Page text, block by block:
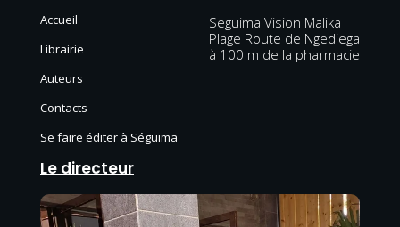
Accueil
Librairie
Auteurs
Contacts
Se faire éditer à Séguima
Seguima Vision Malika
Plage Route de Ngediega
à 100 m de la pharmacie
Le directeur